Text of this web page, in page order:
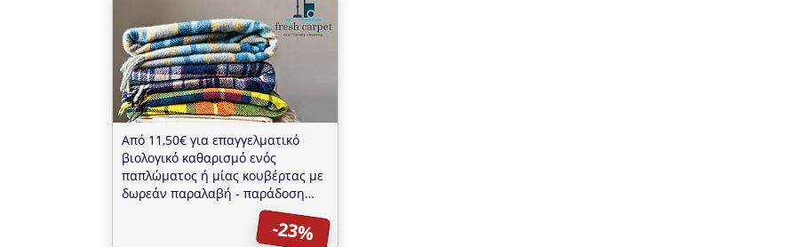
Από 11,50€ για επαγγελματικό
βιολογικό καθαρισμό ενός
παπλώματος ή μίας κουβέρτας με
δωρεάν παραλαβή - παράδοση
στον χώρο σας, από τη "fresh
carpet" σε όλη τη Θεσσαλονίκη
-23%